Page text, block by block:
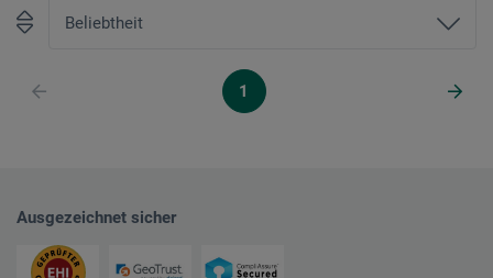
1
Ausgezeichnet sicher